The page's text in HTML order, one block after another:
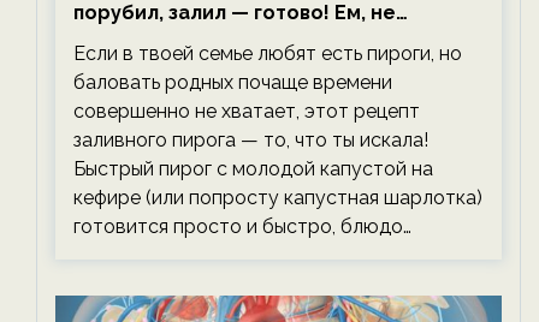
порубил, залил — готово! Ем, не
тревожась о фигуре!
Если в твоей семье любят есть пироги, но
баловать родных почаще времени
совершенно не хватает, этот рецепт
заливного пирога — то, что ты искала!
Быстрый пирог с молодой капустой на
кефире (или попросту капустная шарлотка)
готовится просто и быстро, блюдо…